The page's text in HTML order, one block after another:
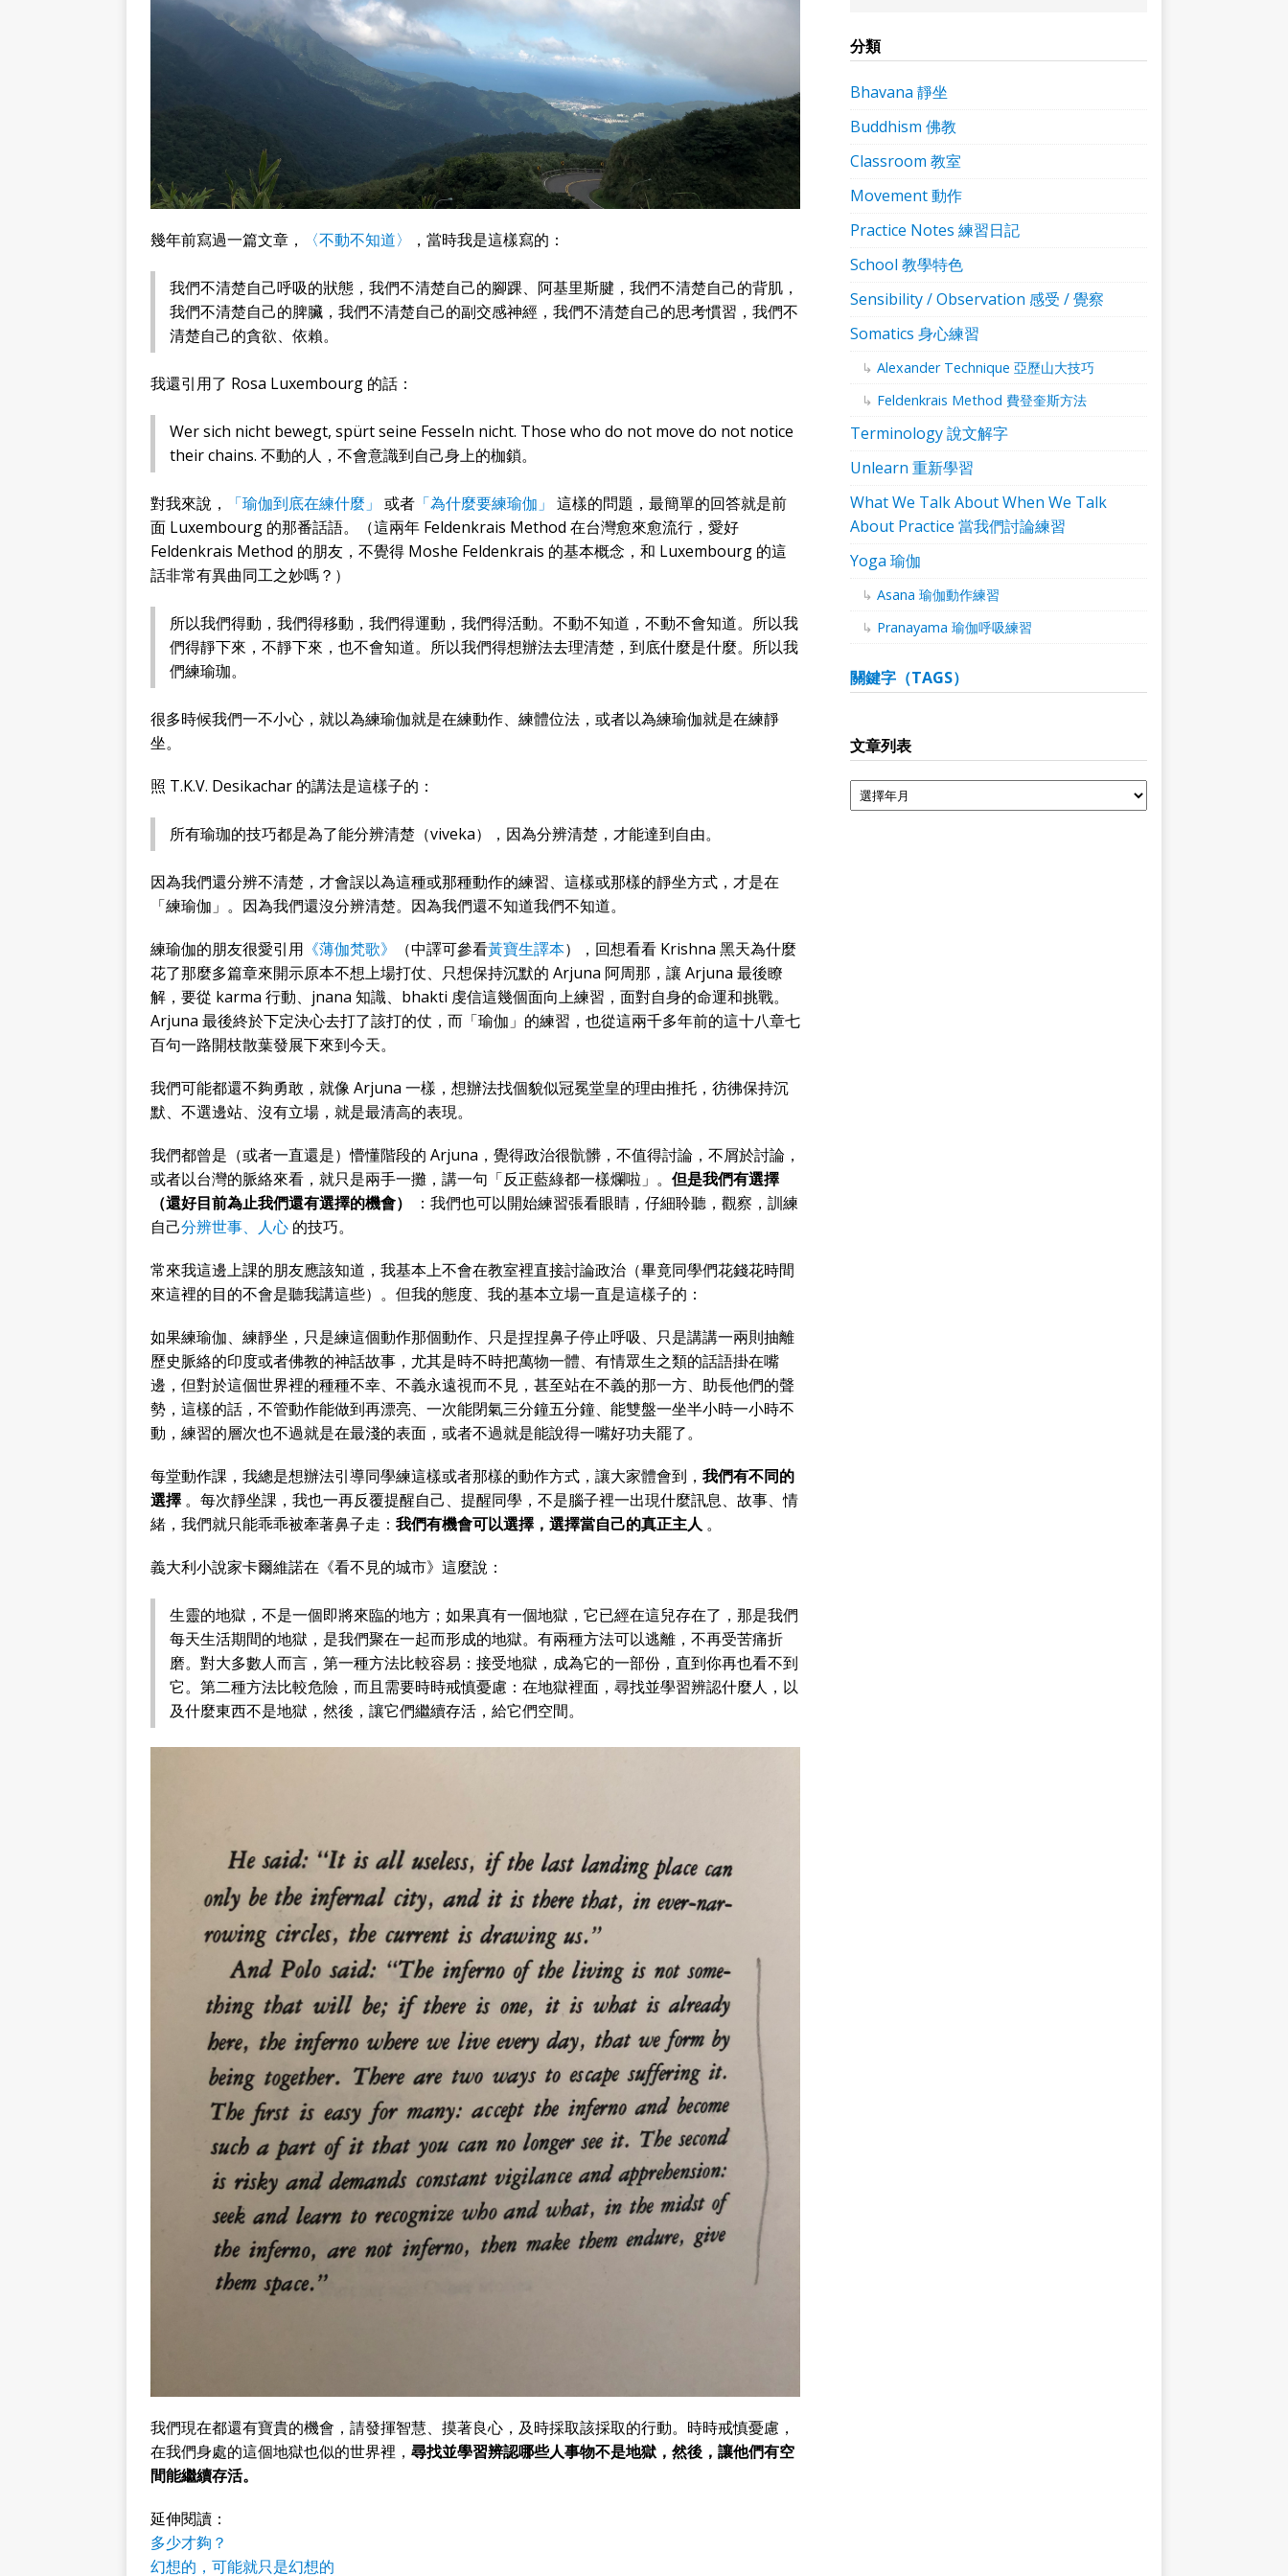
幾年前寫過一篇文章， 〈不動不知道〉 ，當時我是這樣寫的：
我們不清楚自己呼吸的狀態，我們不清楚自己的腳踝、阿基里斯腱，我們不清楚自己的背肌，
我們不清楚自己的脾臟，我們不清楚自己的副交感神經，我們不清楚自己的思考慣習，我們不
清楚自己的貪欲、依賴。
我還引用了 Rosa Luxembourg 的話：
Wer sich nicht bewegt, spürt seine Fesseln nicht. Those who do not move do not notice
their chains. 不動的人，不會意識到自己身上的枷鎖。
對我來說， 「瑜伽到底在練什麼」 或者 「為什麼要練瑜伽」 這樣的問題，最簡單的回答就是前
面 Luxembourg 的那番話語。（這兩年 Feldenkrais Method 在台灣愈來愈流行，愛好
Feldenkrais Method 的朋友，不覺得 Moshe Feldenkrais 的基本概念，和 Luxembourg 的這
話非常有異曲同工之妙嗎？）
所以我們得動，我們得移動，我們得運動，我們得活動。不動不知道，不動不會知道。所以我
們得靜下來，不靜下來，也不會知道。所以我們得想辦法去理清楚，到底什麼是什麼。所以我
們練瑜珈。
很多時候我們一不小心，就以為練瑜伽就是在練動作、練體位法，或者以為練瑜伽就是在練靜
坐。
照 T.K.V. Desikachar 的講法是這樣子的：
所有瑜珈的技巧都是為了能分辨清楚（viveka），因為分辨清楚，才能達到自由。
因為我們還分辨不清楚，才會誤以為這種或那種動作的練習、這樣或那樣的靜坐方式，才是在
「練瑜伽」。因為我們還沒分辨清楚。因為我們還不知道我們不知道。
練瑜伽的朋友很愛引用 《薄伽梵歌》 （中譯可參看黃寶生譯本），回想看看 Krishna 黑天為什麼
花了那麼多篇章來開示原本不想上場打仗、只想保持沉默的 Arjuna 阿周那，讓 Arjuna 最後瞭
解，要從 karma 行動、jnana 知識、bhakti 虔信這幾個面向上練習，面對自身的命運和挑戰。
Arjuna 最後終於下定決心去打了該打的仗，而「瑜伽」的練習，也從這兩千多年前的這十八章七
百句一路開枝散葉發展下來到今天。
我們可能都還不夠勇敢，就像 Arjuna 一樣，想辦法找個貌似冠冕堂皇的理由推托，彷彿保持沉
默、不選邊站、沒有立場，就是最清高的表現。
我們都曾是（或者一直還是）懵懂階段的 Arjuna，覺得政治很骯髒，不值得討論，不屑於討論，
或者以台灣的脈絡來看，就只是兩手一攤，講一句「反正藍綠都一樣爛啦」。 但是我們有選擇
（還好目前為止我們還有選擇的機會）
：我們也可以開始練習張看眼睛，仔細聆聽，觀察，訓練
自己分辨世事、人心 的技巧。
常來我這邊上課的朋友應該知道，我基本上不會在教室裡直接討論政治（畢竟同學們花錢花時間
來這裡的目的不會是聽我講這些）。但我的態度、我的基本立場一直是這樣子的：
如果練瑜伽、練靜坐，只是練這個動作那個動作、只是捏捏鼻子停止呼吸、只是講講一兩則抽離
歷史脈絡的印度或者佛教的神話故事，尤其是時不時把萬物一體、有情眾生之類的話語掛在嘴
邊，但對於這個世界裡的種種不幸、不義永遠視而不見，甚至站在不義的那一方、助長他們的聲
勢，這樣的話，不管動作能做到再漂亮、一次能閉氣三分鐘五分鐘、能雙盤一坐半小時一小時不
動，練習的層次也不過就是在最淺的表面，或者不過就是能說得一嘴好功夫罷了。
每堂動作課，我總是想辦法引導同學練這樣或者那樣的動作方式，讓大家體會到， 我們有不同的
選擇 。每次靜坐課，我也一再反覆提醒自己、提醒同學，不是腦子裡一出現什麼訊息、故事、情
緒，我們就只能乖乖被牽著鼻子走： 我們有機會可以選擇，選擇當自己的真正主人 。
義大利小說家卡爾維諾在《看不見的城市》這麼說：
生靈的地獄，不是一個即將來臨的地方；如果真有一個地獄，它已經在這兒存在了，那是我們
每天生活期間的地獄，是我們聚在一起而形成的地獄。有兩種方法可以逃離，不再受苦痛折
磨。對大多數人而言，第一種方法比較容易：接受地獄，成為它的一部份，直到你再也看不到
它。第二種方法比較危險，而且需要時時戒慎憂慮：在地獄裡面，尋找並學習辨認什麼人，以
及什麼東西不是地獄，然後，讓它們繼續存活，給它們空間。
我們現在都還有寶貴的機會，請發揮智慧、摸著良心，及時採取該採取的行動。時時戒慎憂慮，
在我們身處的這個地獄也似的世界裡， 尋找並學習辨認哪些人事物不是地獄，然後，讓他們有空
間能繼續存活。
延伸閱讀：
多少才夠？
幻想的，可能就只是幻想的
分類
Bhavana 靜坐
Buddhism 佛教
Classroom 教室
Movement 動作
Practice Notes 練習日記
School 教學特色
Sensibility / Observation 感受 / 覺察
Somatics 身心練習
Alexander Technique 亞歷山大技巧
Feldenkrais Method 費登奎斯方法
Terminology 說文解字
Unlearn 重新學習
What We Talk About When We Talk
About Practice 當我們討論練習
Yoga 瑜伽
Asana 瑜伽動作練習
Pranayama 瑜伽呼吸練習
關鍵字（TAGS）
文章列表